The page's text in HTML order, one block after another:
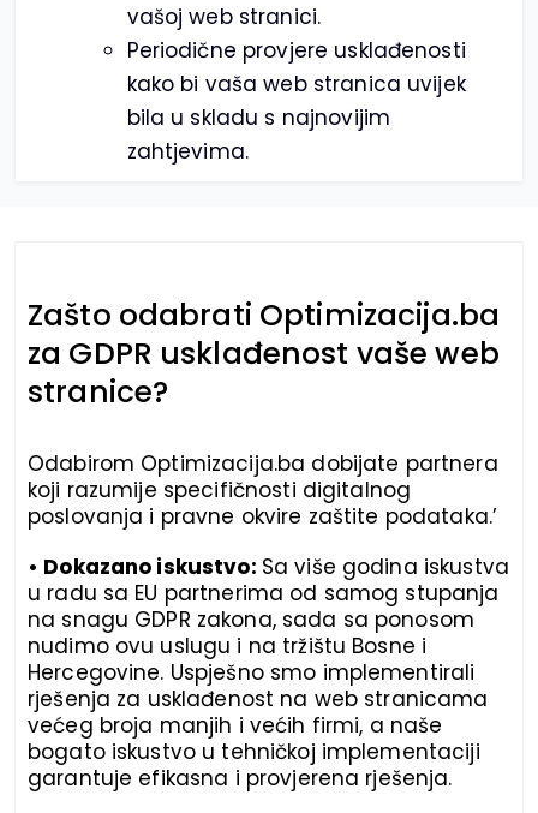
vašoj web stranici.
Periodične provjere usklađenosti
kako bi vaša web stranica uvijek
bila u skladu s najnovijim
zahtjevima.
Zašto odabrati Optimizacija.ba
za GDPR usklađenost vaše web
stranice?
Odabirom Optimizacija.ba dobijate partnera
koji razumije specifičnosti digitalnog
poslovanja i pravne okvire zaštite podataka.’
• Dokazano iskustvo: Sa više godina iskustva
u radu sa EU partnerima od samog stupanja
na snagu GDPR zakona, sada sa ponosom
nudimo ovu uslugu i na tržištu Bosne i
Hercegovine. Uspješno smo implementirali
rješenja za usklađenost na web stranicama
većeg broja manjih i većih firmi, a naše
bogato iskustvo u tehničkoj implementaciji
garantuje efikasna i provjerena rješenja.